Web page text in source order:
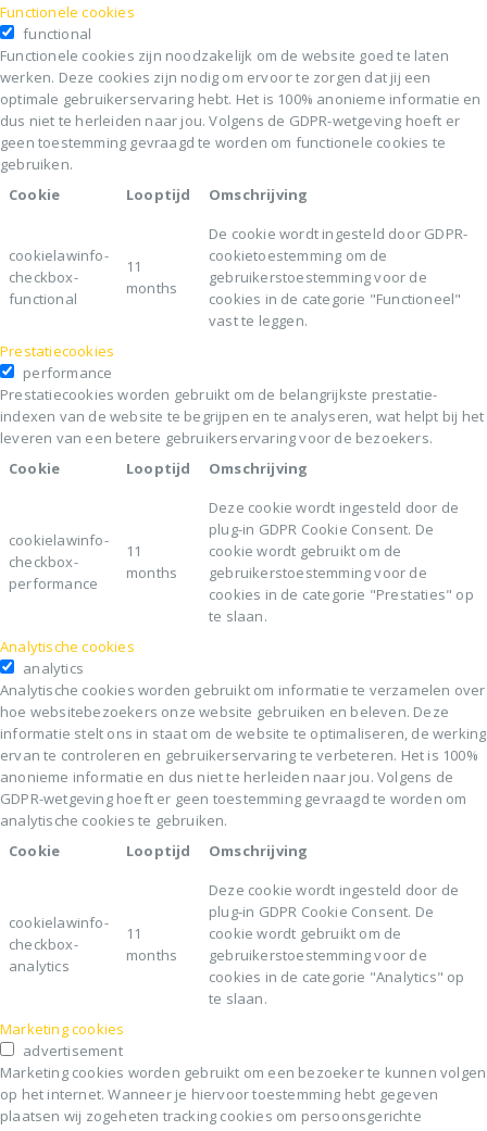
Functionele cookies
functional
Functionele cookies zijn noodzakelijk om de website goed te laten
werken. Deze cookies zijn nodig om ervoor te zorgen dat jij een
optimale gebruikerservaring hebt. Het is 100% anonieme informatie en
dus niet te herleiden naar jou. Volgens de GDPR-wetgeving hoeft er
geen toestemming gevraagd te worden om functionele cookies te
gebruiken.
Cookie
Looptijd Omschrijving
cookielawinfo-
checkbox-
functional
11
months
De cookie wordt ingesteld door GDPR-
cookietoestemming om de
gebruikerstoestemming voor de
cookies in de categorie "Functioneel"
vast te leggen.
Prestatiecookies
performance
Prestatiecookies worden gebruikt om de belangrijkste prestatie-
indexen van de website te begrijpen en te analyseren, wat helpt bij het
leveren van een betere gebruikerservaring voor de bezoekers.
Cookie
Looptijd Omschrijving
cookielawinfo-
checkbox-
performance
11
months
Deze cookie wordt ingesteld door de
plug-in GDPR Cookie Consent. De
cookie wordt gebruikt om de
gebruikerstoestemming voor de
cookies in de categorie "Prestaties" op
te slaan.
Analytische cookies
analytics
Analytische cookies worden gebruikt om informatie te verzamelen over
hoe websitebezoekers onze website gebruiken en beleven. Deze
informatie stelt ons in staat om de website te optimaliseren, de werking
ervan te controleren en gebruikerservaring te verbeteren. Het is 100%
anonieme informatie en dus niet te herleiden naar jou. Volgens de
GDPR-wetgeving hoeft er geen toestemming gevraagd te worden om
analytische cookies te gebruiken.
Cookie
Looptijd Omschrijving
cookielawinfo-
checkbox-
analytics
11
months
Deze cookie wordt ingesteld door de
plug-in GDPR Cookie Consent. De
cookie wordt gebruikt om de
gebruikerstoestemming voor de
cookies in de categorie "Analytics" op
te slaan.
Marketing cookies
advertisement
Marketing cookies worden gebruikt om een bezoeker te kunnen volgen
op het internet. Wanneer je hiervoor toestemming hebt gegeven
plaatsen wij zogeheten tracking cookies om persoonsgerichte